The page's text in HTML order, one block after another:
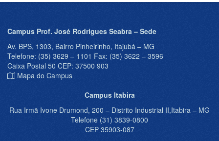
Campus Prof. José Rodrigues Seabra – Sede
Av. BPS, 1303, Bairro Pinheirinho, Itajubá – MG
Telefone: (35) 3629 – 1101 Fax: (35) 3622 – 3596
Caixa Postal 50 CEP: 37500 903
Mapa do Campus
Campus Itabira
Rua Irmã Ivone Drumond, 200 – Distrito Industrial II,Itabira – MG
Telefone (31) 3839-0800
CEP 35903-087